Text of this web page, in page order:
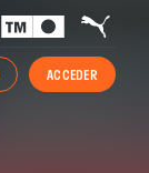
ACCEDER